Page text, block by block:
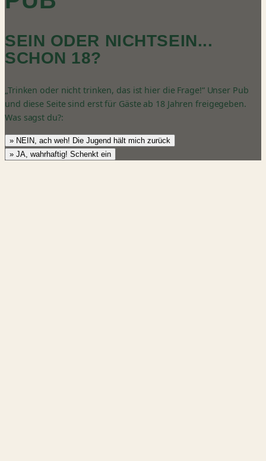
SEIN ODER NICHTSEIN...
SCHON 18?
„Trinken oder nicht trinken, das ist hier die Frage!“ Unser Pub
und diese Seite sind erst für Gäste ab 18 Jahren freigegeben.
Was sagst du?:
» NEIN, ach weh! Die Jugend hält mich zurück
» JA, wahrhaftig! Schenkt ein